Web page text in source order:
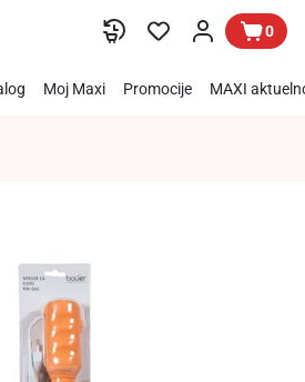
0
Moj Maxi Promocije MAXI